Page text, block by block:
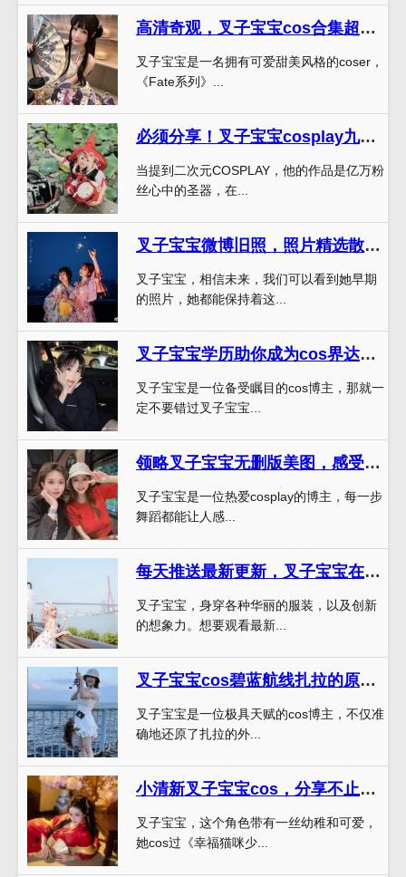
高清奇观，叉子宝宝cos合集超美图包盛宴
叉子宝宝是一名拥有可爱甜美风格的coser，
《Fate系列》...
必须分享！叉子宝宝cosplay九灵最新的作品目录
当提到二次元COSPLAY，他的作品是亿万粉
丝心中的圣器，在...
叉子宝宝微博旧照，照片精选散发魅力无限
叉子宝宝，相信未来，我们可以看到她早期
的照片，她都能保持着这...
叉子宝宝学历助你成为cos界达人，全新作品分享等待你来发现
叉子宝宝是一位备受瞩目的cos博主，那就一
定不要错过叉子宝宝...
领略叉子宝宝无删版美图，感受定制风格独具魅力.
叉子宝宝是一位热爱cosplay的博主，每一步
舞蹈都能让人感...
每天推送最新更新，叉子宝宝在线观看等你来订阅。
叉子宝宝，身穿各种华丽的服装，以及创新
的想象力。想要观看最新...
叉子宝宝cos碧蓝航线扎拉的原图展现着最真实的美
叉子宝宝是一位极具天赋的cos博主，不仅准
确地还原了扎拉的外...
小清新叉子宝宝cos，分享不止一个美丽
叉子宝宝，这个角色带有一丝幼稚和可爱，
她cos过《幸福猫咪少...